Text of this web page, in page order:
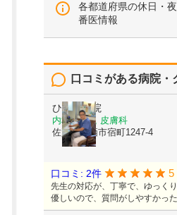
各都道府県の休日・
番医情報
口コミがある病院・
ひかり医院
内科, 外科, 皮膚科
佐賀県鳥栖市宿町1247-4
口コミ: 2件 5
先生の対応が、丁寧で、ゆっく
優しいので、質問がしやすかっ